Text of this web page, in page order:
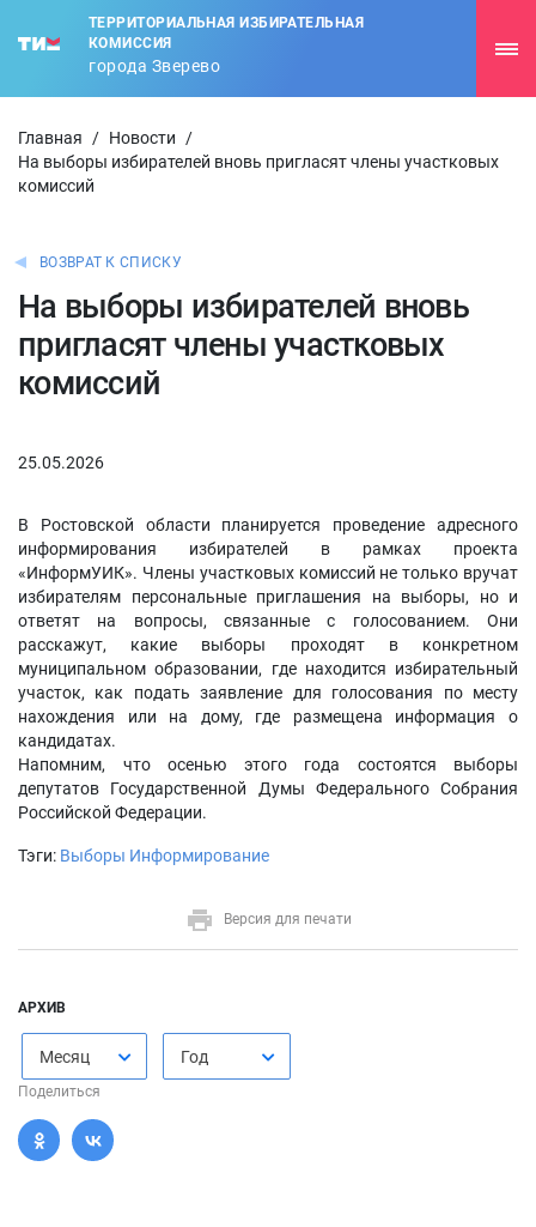
ТЕРРИТОРИАЛЬНАЯ ИЗБИРАТЕЛЬНАЯ
КОМИССИЯ
города Зверево
Главная / Новости
/
На выборы избирателей вновь пригласят члены участковых
комиссий
ВОЗВРАТ К СПИСКУ
На выборы избирателей вновь
пригласят члены участковых
комиссий
25.05.2026
В Ростовской области планируется проведение адресного
информирования избирателей в рамках проекта
«ИнформУИК». Члены участковых комиссий не только вручат
избирателям персональные приглашения на выборы, но и
ответят на вопросы, связанные с голосованием. Они
расскажут, какие выборы проходят в конкретном
муниципальном образовании, где находится избирательный
участок, как подать заявление для голосования по месту
нахождения или на дому, где размещена информация о
кандидатах.
Напомним, что осенью этого года состоятся выборы
депутатов Государственной Думы Федерального Собрания
Российской Федерации.
Тэги: Выборы Информирование
Версия для печати
АРХИВ
Месяц Год
Поделиться